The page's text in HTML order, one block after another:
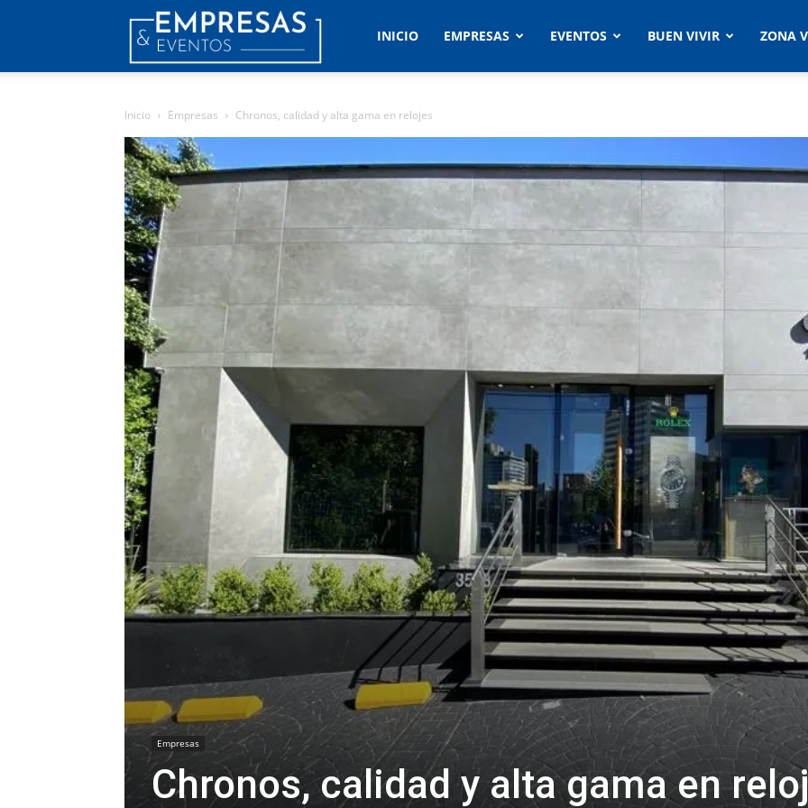
Empresas
Eventos
INICIO EMPRESAS EVENTOS BUEN VIVIR ZONA
Inicio Empresas Chronos, calidad y alta gama en relojes
Empresas
Chronos, calidad y alta gama en